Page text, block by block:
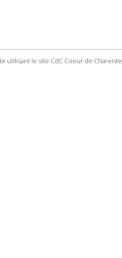
utilisant le site CdC Coeur de Charente